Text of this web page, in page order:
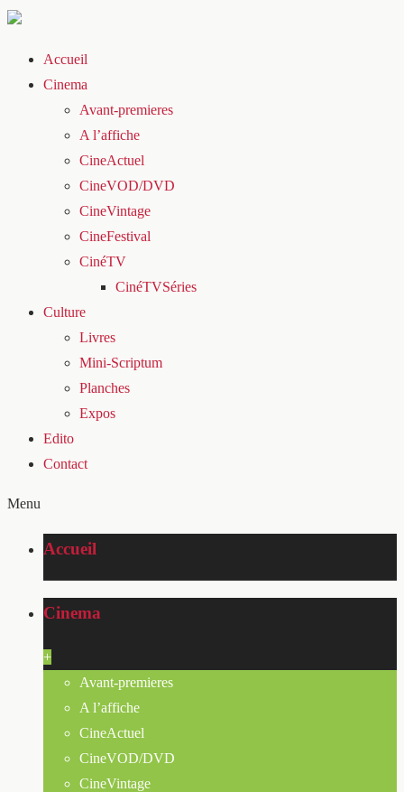
Accueil
Cinema
Avant-premieres
A l’affiche
CineActuel
CineVOD/DVD
CineVintage
CineFestival
CinéTV
CinéTVSéries
Culture
Livres
Mini-Scriptum
Planches
Expos
Edito
Contact
Menu
Accueil
Cinema
+
Avant-premieres
A l’affiche
CineActuel
CineVOD/DVD
CineVintage